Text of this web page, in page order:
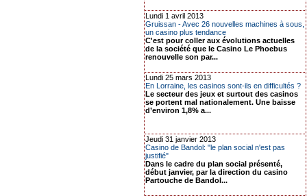
Lundi 1 avril 2013
Gruissan - Avec 26 nouvelles machines à sous,
un casino plus tendance
C'est pour coller aux évolutions actuelles
de la société que le Casino Le Phoebus
renouvelle son par...
Lundi 25 mars 2013
En Lorraine, les casinos sont-ils en difficultés ?
Le secteur des jeux et surtout des casinos
se portent mal nationalement. Une baisse
d’environ 1,8% a...
Jeudi 31 janvier 2013
Casino de Bandol: "le plan social n'est pas
justifié"
Dans le cadre du plan social présenté,
début janvier, par la direction du casino
Partouche de Bandol...